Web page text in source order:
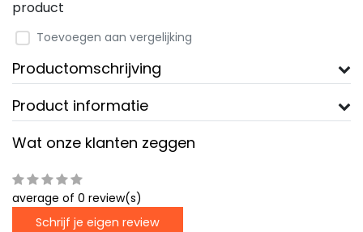
product
Toevoegen aan vergelijking
Productomschrijving
Product informatie
Wat onze klanten zeggen
average of 0 review(s)
Schrijf je eigen review